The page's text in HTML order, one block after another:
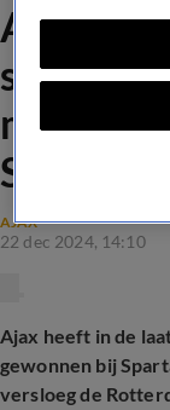
Ajax
Sparta
AJAX
22 dec 2024, 14:10
Ajax heeft in de
gewonnen bij
versloeg de